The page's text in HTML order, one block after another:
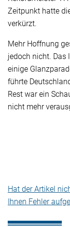
Zeitpunkt hatte
verkürzt.
Mehr Hoffnung
jedoch nicht. Das
einige
führte
Rest war ein
nicht mehr
Hat der Artikel
Ihnen Fehler